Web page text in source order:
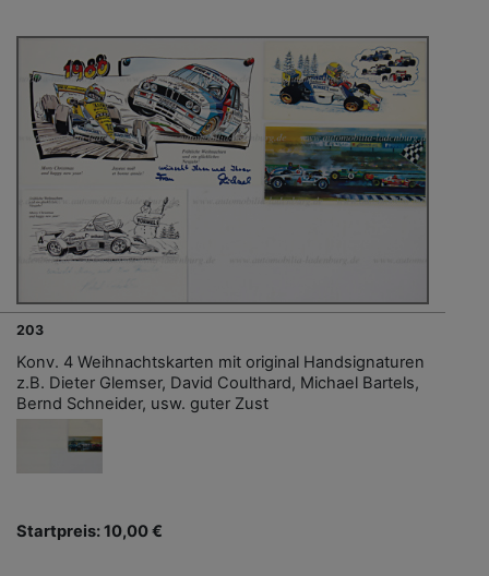
203
Konv. 4 Weihnachtskarten mit original Handsignaturen
z.B. Dieter Glemser, David Coulthard, Michael Bartels,
Bernd Schneider, usw. guter Zust
Startpreis: 10,00 €